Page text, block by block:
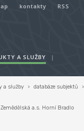
kontakty RSS
A SLUŽBY
|
a služby › databáze subjektů ›
Zemědělská a.s. Horní Bradlo